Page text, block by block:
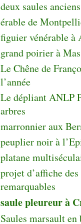
deux saules
érable de
figuier vénérable à
grand poirier à
Le Chêne de
l’année
Le dépliant ANLP
arbres
marronnier aux
peuplier noir à
platane
projet d’affiche des
remarquables
saule pleureur à
Saules marsault en